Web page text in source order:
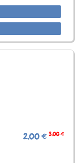
2,00 € 3,00 €